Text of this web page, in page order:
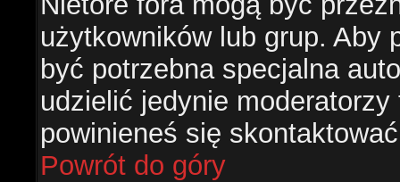
użytkowników lub grup. Aby
być potrzebna specjalna
udzielić jedynie
powinieneś się
Powrót do góry